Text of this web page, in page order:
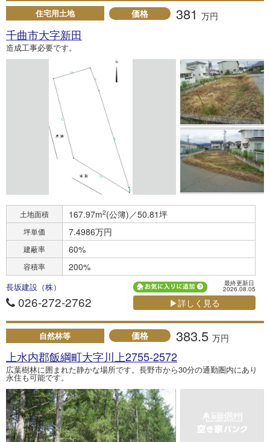
住宅用土地 価格 381 万円
千曲市大字新田
造成工事必要です。
土地面積 167.97m2(公簿)／50.81坪
坪単価 7.4986万円
建蔽率 60%
容積率 200%
長坂建設（株）
026-272-2762
最終更新日
2026.08.05
▶詳しく見る
自然林等 価格 383.5 万円
上水内郡飯綱町大字川上2755-2572
広葉樹林に囲まれた静かな場所です。長野市から30分の通勤圏内にあり
永住も可能です。